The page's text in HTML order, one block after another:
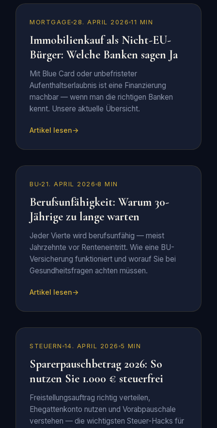
MORTGAGE 28. APRIL 2026 11 MIN
Immobilienkauf als Nicht-EU-
Bürger: Welche Banken sagen Ja
Mit Blue Card oder unbefristeter
Aufenthaltserlaubnis ist eine Finanzierung
machbar — wenn man die richtigen Banken
kennt. Unsere aktuelle Übersicht.
Artikel lesen
BU 21. APRIL 2026 8 MIN
Berufsunfähigkeit: Warum 30-
Jährige zu lange warten
Jeder Vierte wird berufsunfähig — meist
Jahrzehnte vor Renteneintritt. Wie eine BU-
Versicherung funktioniert und worauf Sie bei
Gesundheitsfragen achten müssen.
Artikel lesen
STEUERN 14. APRIL 2026 5 MIN
Sparerpauschbetrag 2026: So
nutzen Sie 1.000 € steuerfrei
Freistellungsauftrag richtig verteilen,
Ehegattenkonto nutzen und Vorabpauschale
verstehen — die wichtigsten Steuer-Hacks für